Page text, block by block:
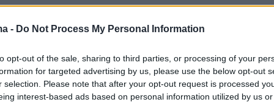
- Do Not Process My Personal Information
opt-out of the sale, sharing to third parties, or processing of your
for targeted advertising by us, please use the below opt-out
selection. Please note that after your opt-out request is processed
interest-based ads based on personal information utilized by us
γινόταν πράξη, λέγοντας «θα το κάνουμε.
το είπα. Θα γίνει. Το έχω ψάξει για να το πω.
οποίο είναι πάρα πολύ σημαντικό».